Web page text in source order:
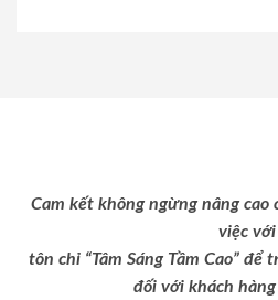
Cam kết không ngừng nâng
việc với
tôn chỉ “Tâm Sáng Tầm Cao”
đối với khách